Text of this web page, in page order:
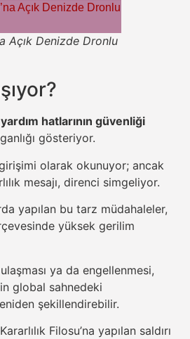
Açık Denizde Dronlu
hatlarının güvenliği
gösteriyor.
olarak okunuyor; ancak
mesajı, direnci simgeliyor.
yapılan bu tarz müdahaleler,
yüksek gerilim
ya da engellenmesi,
global sahnedeki
şekillendirebilir.
Filosu’na yapılan saldırı